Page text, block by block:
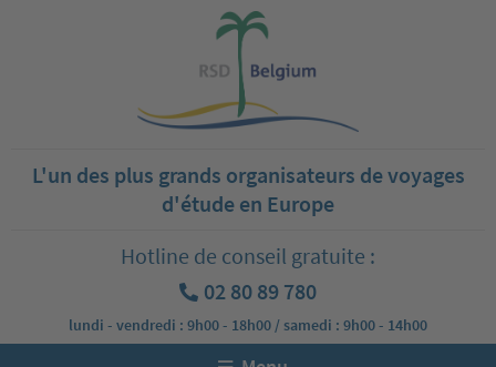
L'un des plus grands organisateurs de voyages
d'étude en Europe
Hotline de conseil gratuite :
02 80 89 780
lundi - vendredi : 9h00 - 18h00 / samedi : 9h00 - 14h00